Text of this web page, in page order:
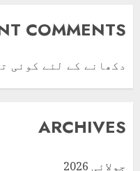
COMMENTS
دکھانے کے لئے کوئی
ARCHIVES
جولائی 2026